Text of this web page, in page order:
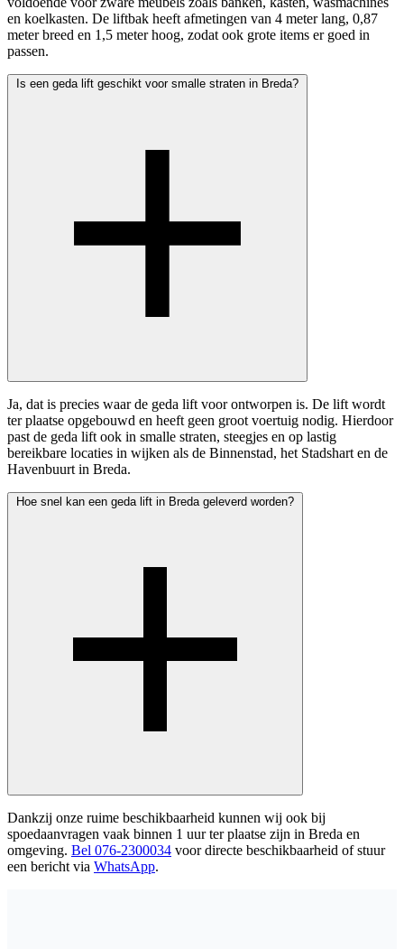
en koelkasten. De liftbak heeft afmetingen van 4 meter lang, 0,87
meter breed en 1,5 meter hoog, zodat ook grote items er goed in
passen.
Is een geda lift geschikt voor smalle straten in Breda?
Ja, dat is precies waar de geda lift voor ontworpen is. De lift wordt
ter plaatse opgebouwd en heeft geen groot voertuig nodig. Hierdoor
past de geda lift ook in smalle straten, steegjes en op lastig
bereikbare locaties in wijken als de Binnenstad, het Stadshart en de
Havenbuurt in Breda.
Hoe snel kan een geda lift in Breda geleverd worden?
Dankzij onze ruime beschikbaarheid kunnen wij ook bij
spoedaanvragen vaak binnen 1 uur ter plaatse zijn in Breda en
omgeving. Bel 076-2300034 voor directe beschikbaarheid of stuur
een bericht via WhatsApp.